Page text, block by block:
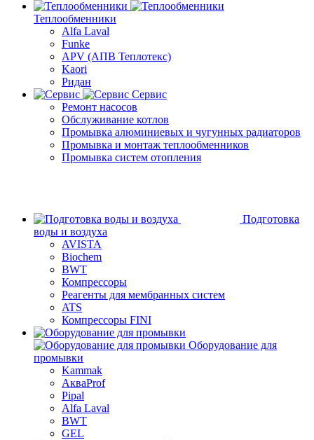
Теплообменники
Alfa Laval
Funke
APV (АПВ Теплотекс)
Kaori
Ридан
Сервис
Ремонт насосов
Обслуживание котлов
Промывка алюминиевых и чугунных радиаторов
Промывка и монтаж теплообменников
Промывка систем отопления
Подготовка
воды и воздуха
AVISTA
Biochem
BWT
Компрессоры
Реагенты для мембранных систем
ATS
Компрессоры FINI
Оборудование для
промывки
Kammak
АкваProf
Pipal
Alfa Laval
BWT
GEL